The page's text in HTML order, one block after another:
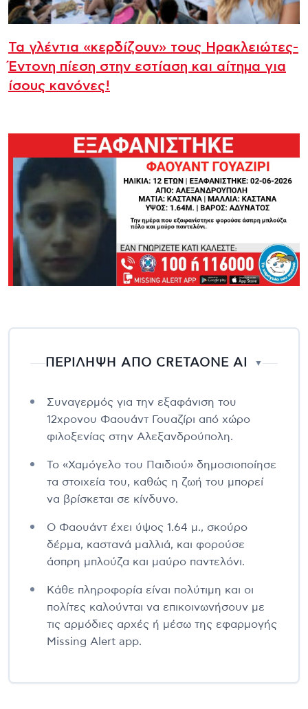
Τα γλέντια «κερδίζουν» τους Ηρακλειώτες-
Έντονη πίεση στην εστίαση και αίτημα για
ίσους κανόνες!
ΠΕΡΙΛΗΨΗ ΑΠΟ CRETAONE AI ▼
Συναγερμός για την εξαφάνιση του
12χρονου Φαουάντ Γουαζίρι από χώρο
φιλοξενίας στην Αλεξανδρούπολη.
Το «Χαμόγελο του Παιδιού» δημοσιοποίησε
τα στοιχεία του, καθώς η ζωή του μπορεί
να βρίσκεται σε κίνδυνο.
Ο Φαουάντ έχει ύψος 1.64 μ., σκούρο
δέρμα, καστανά μαλλιά, και φορούσε
άσπρη μπλούζα και μαύρο παντελόνι.
Κάθε πληροφορία είναι πολύτιμη και οι
πολίτες καλούνται να επικοινωνήσουν με
τις αρμόδιες αρχές ή μέσω της εφαρμογής
Missing Alert app.